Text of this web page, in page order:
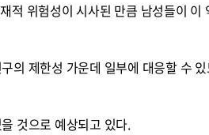
적 위험성이 시사된 만큼 남성들이 이
의 제한성 가운데 일부에 대응할 수
것으로 예상되고 있다.